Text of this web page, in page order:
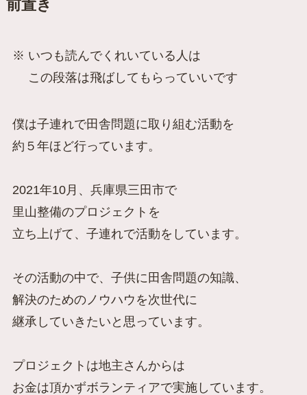
前置き
※ いつも読んでくれいている人は
この段落は飛ばしてもらっていいです
僕は子連れで田舎問題に取り組む活動を
約５年ほど行っています。
2021年10月、兵庫県三田市で
里山整備のプロジェクトを
立ち上げて、子連れで活動をしています。
その活動の中で、子供に田舎問題の知識、
解決のためのノウハウを次世代に
継承していきたいと思っています。
プロジェクトは地主さんからは
お金は頂かずボランティアで実施しています。